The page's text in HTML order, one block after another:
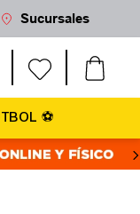
Sucursales
⚽